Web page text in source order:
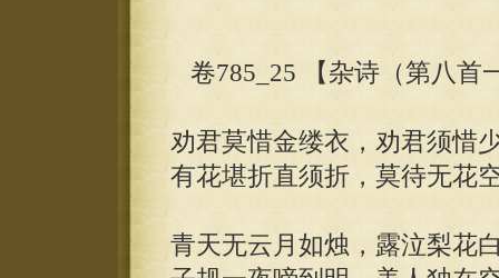
卷785_25 【杂诗（第八首
劝君莫惜金缕衣，劝君须惜
有花堪折直须折，莫待无花
青天无云月如烛，露泣梨花